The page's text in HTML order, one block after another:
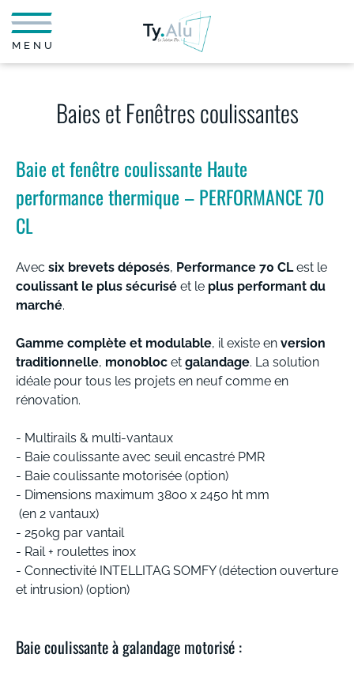
MENU
Baies et Fenêtres coulissantes
Baie et fenêtre coulissante Haute
performance thermique – PERFORMANCE 70
CL
Avec six brevets déposés, Performance 70 CLest le
coulissant le plus sécurisé et le plus performant du
marché.
Gamme complète et modulable, il existe en version
traditionnelle, monobloc et galandage. La solution
idéale pour tous les projets en neuf comme en
rénovation.
- Multirails & multi-vantaux
- Baie coulissante avec seuil encastré PMR
- Baie coulissante motorisée (option)
- Dimensions maximum 3800 x 2450 ht mm
(en 2 vantaux)
- 250kg par vantail
- Rail + roulettes inox
- Connectivité INTELLITAG SOMFY (détection ouverture
et intrusion) (option)
Baie coulissante à galandage motorisé :